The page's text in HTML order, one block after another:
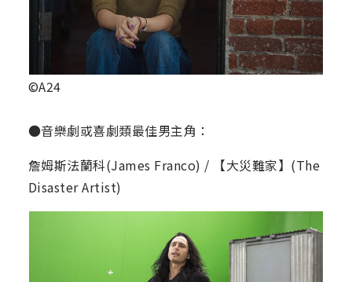
©A24
●音樂劇或喜劇類最佳男主角：
詹姆斯法蘭科(James Franco) / 【大災難家】(The
Disaster Artist)